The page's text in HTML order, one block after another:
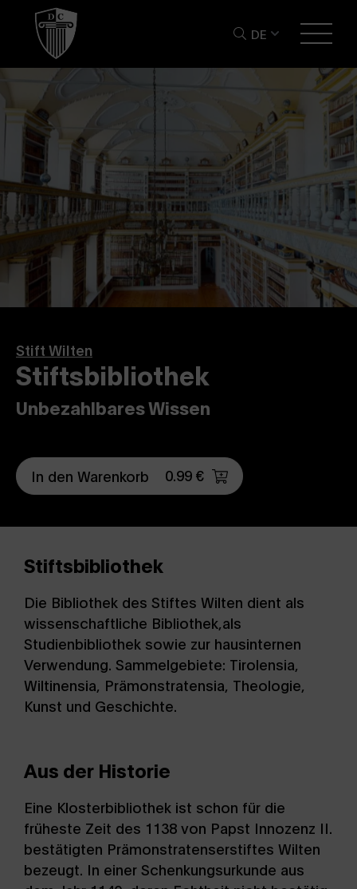
DE
Stift Wilten
Stiftsbibliothek
Unbezahlbares Wissen
In den Warenkorb 0.99 €
Stiftsbibliothek
Die Bibliothek des Stiftes Wilten dient als
wissenschaftliche Bibliothek,als
Studienbibliothek sowie zur hausinternen
Verwendung. Sammelgebiete: Tirolensia,
Wiltinensia, Prämonstratensia, Theologie,
Kunst und Geschichte.
Aus der Historie
Eine Klosterbibliothek ist schon für die
früheste Zeit des 1138 von Papst Innozenz II.
bestätigten Prämonstratenserstiftes Wilten
bezeugt. In einer Schenkungsurkunde aus